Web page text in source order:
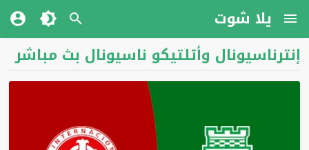
يلا شوت
إنترناسيونال وأتلتيكو ناسيونال بث مباشر